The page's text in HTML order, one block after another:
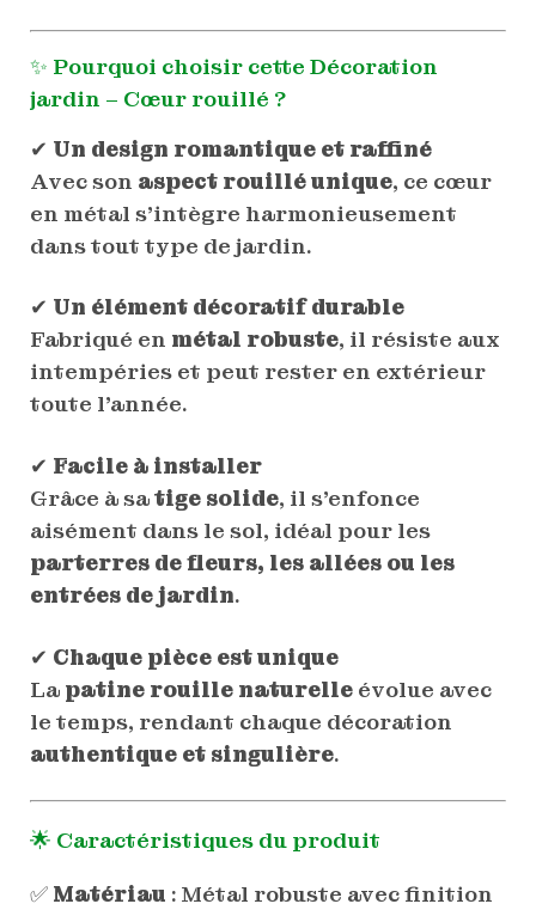
✨ Pourquoi choisir cette Décoration
jardin – Cœur rouillé ?
✔ Un design romantique et raffiné
Avec son aspect rouillé unique, ce cœur
en métal s’intègre harmonieusement
dans tout type de jardin.
✔ Un élément décoratif durable
Fabriqué en métal robuste, il résiste aux
intempéries et peut rester en extérieur
toute l’année.
✔ Facile à installer
Grâce à satige solide, il s’enfonce
aisément dans le sol, idéal pour les
parterres de fleurs, les allées ou les
entrées de jardin.
✔ Chaque pièce est unique
La patine rouille naturelleévolue avec
le temps, rendant chaque décoration
authentique et singulière.
🌟 Caractéristiques du produit
✅ Matériau : Métal robuste avec finition